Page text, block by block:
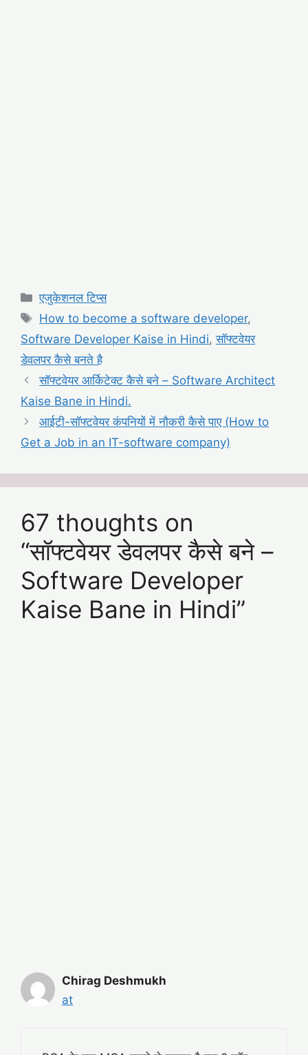
Categories
एजुकेशनल टिप्स
Tags
How to become a software developer,
Software Developer Kaise in Hindi,सॉफ्टवेयर
डेवलपर कैसे बनते है
सॉफ्टवेयर आर्किटेक्ट कैसे बने – Software Architect
Kaise Bane in Hindi.
आईटी-सॉफ्टवेयर कंपनियों में नौकरी कैसे पाए (How to
Get a Job in an IT-software company)
67 thoughts on
“सॉफ्टवेयर डेवलपर कैसे बने –
Software Developer
Kaise Bane in Hindi”
Chirag Deshmukh
at